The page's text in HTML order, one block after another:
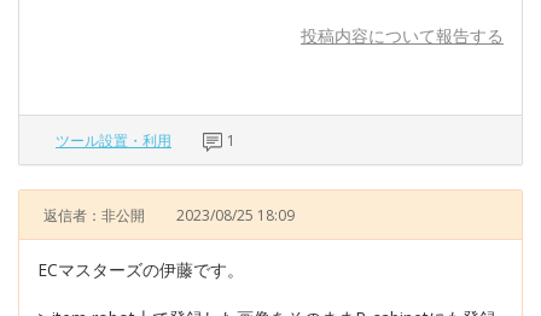
投稿内容について報告する
ツール設置・利用 1
返信者：非公開 2023/08/25 18:09
ECマスターズの伊藤です。